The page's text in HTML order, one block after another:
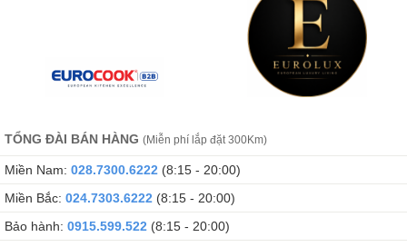
TỔNG ĐÀI BÁN HÀNG (Miễn phí lắp đặt 300Km)
Miền Nam: 028.7300.6222 (8:15 - 20:00)
Miền Bắc: 024.7303.6222 (8:15 - 20:00)
Bảo hành: 0915.599.522 (8:15 - 20:00)